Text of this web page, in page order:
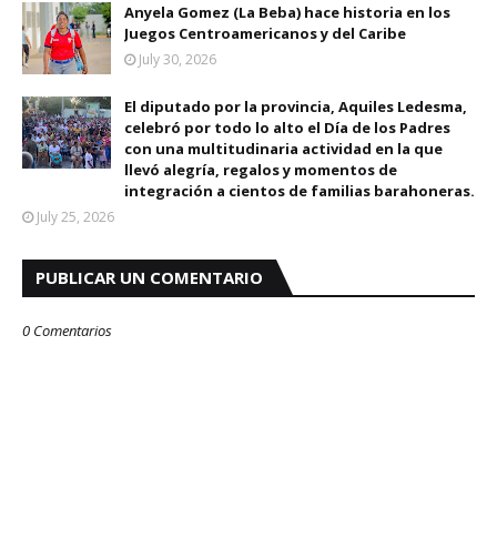
Anyela Gomez (La Beba) hace historia en los
Juegos Centroamericanos y del Caribe
July 30, 2026
El diputado por la provincia, Aquiles Ledesma,
celebró por todo lo alto el Día de los Padres
con una multitudinaria actividad en la que
llevó alegría, regalos y momentos de
integración a cientos de familias barahoneras.
July 25, 2026
PUBLICAR UN COMENTARIO
0 Comentarios